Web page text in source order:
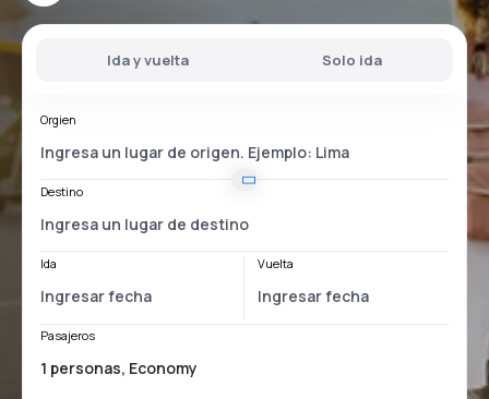
Ida y vuelta Solo ida
Orgien
Destino
Ida Vuelta
Pasajeros